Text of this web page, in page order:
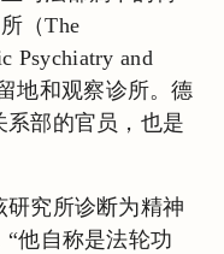
（The
Psychiatry and
地和观察诊所。德
系部的官员，也是
研究所诊断为精神
他自称是法轮功